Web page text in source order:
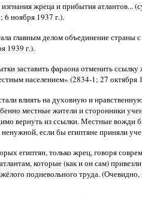
жреца и прибытия атлантов...
6 ноября 1937 г.).
главным делом объединение
1939 г.).
заставить фараона отменить
населением» (2834-1; 27 октября
влиять на духовную и
местные жители и сторонники
вернуть из ссылки. Местные вожди
если бы египтяне приняли
египтян, только жрец, говоря
которые (как и он сам)
подневольного труда.